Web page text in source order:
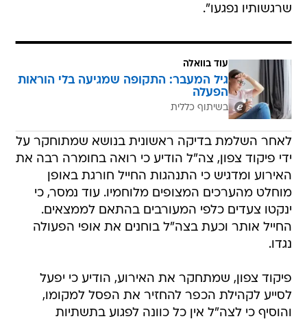
שרגשותיו נפגעו".
עוד בוואלה
גיל המעבר: התקופה שמגיעה בלי הוראות
הפעלה
בשיתוף כללית
לאחר השלמת בדיקה ראשונית בנושא שמתוחקר על
ידי פיקוד צפון, צה"ל הודיע כי רואה בחומרה רבה את
האירוע ומדגיש כי התנהגות החייל חורגת באופן
מוחלט מהערכים המצופים מלוחמיו. עוד נמסר, כי
ינקטו צעדים כלפי המעורבים בהתאם לממצאים.
החייל אותר וכעת בצה"ל בוחנים את אופי הפעולה
נגדו.
פיקוד צפון, שמתחקר את האירוע, הודיע כי יפעל
לסייע לקהילת הכפר להחזיר את הפסל למקומו,
והוסיף כי לצה"ל אין כל כוונה לפגוע בתשתיות